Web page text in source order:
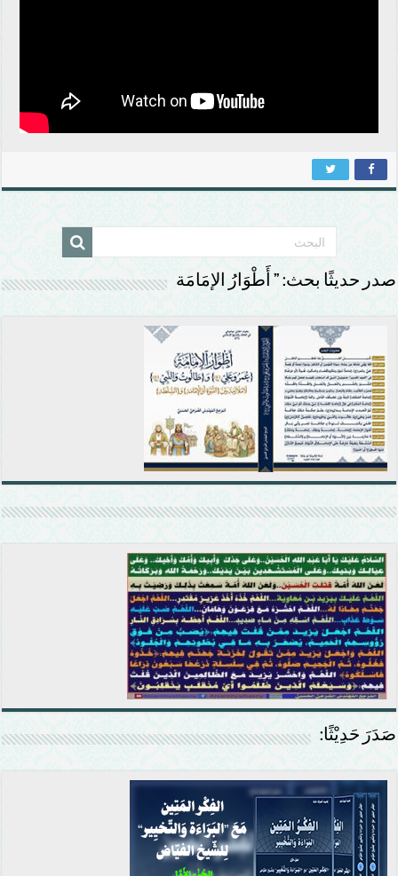
صدر حديثًا بحث: ” أَطْوَارُ الإمَامَة
صَدَرَ حَدِيْثًا: